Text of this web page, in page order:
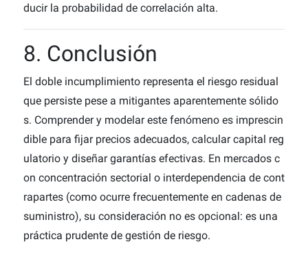
ducir la probabilidad de correlación alta.
8. Conclusión
El doble incumplimiento representa el riesgo residual
que persiste pese a mitigantes aparentemente sólido
s. Comprender y modelar este fenómeno es imprescin
dible para fijar precios adecuados, calcular capital reg
ulatorio y diseñar garantías efectivas. En mercados c
on concentración sectorial o interdependencia de cont
rapartes (como ocurre frecuentemente en cadenas de
suministro), su consideración no es opcional: es una
práctica prudente de gestión de riesgo.